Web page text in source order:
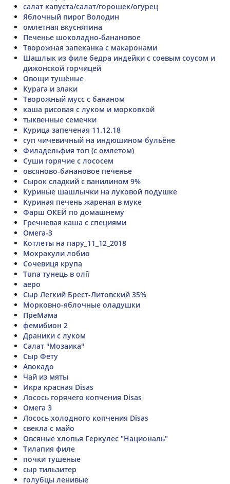
салат капуста/салат/горошек/огурец
Яблочный пирог Володин
омлетная вкуснятина
Печенье шоколадно-банановое
Творожная запеканка с макаронами
Шашлык из филе бедра индейки с соевым соусом и
дижонской горчицей
Овощи тушёные
Курага и злаки
Творожный мусс с бананом
каша рисовая с луком и морковкой
тыквенные семечки
Курица запеченая 11.12.18
суп чичевичный на индюшином бульёне
Филадельфия топ (с омлетом)
Суши горячие с лососем
овсяново-банановое печенье
Сырок сладкий с ванилином 9%
Куриные шашлычки на луковой подушке
Куриная печень жареная в муке
Фарш ОКЕЙ по домашнему
Гречневая каша с специями
Омега-3
Котлеты на пару_11_12_2018
Мохракули лобио
Сочевиця крупа
Tuna тунець в олії
аеро
Сыр Легкий Брест-Литовский 35%
Морковно-яблочные оладушки
ПреМама
фемибион 2
Драники с луком
Салат "Мозаика"
Сыр Фету
Авокадо
Чай из мяты
Икра красная Disas
Лосось горячего копчения Disas
Омега 3
Лосось холодного копчения Disas
свекла с майо
Овсяные хлопья Геркулес "Националь"
Тилапия филе
почки тушеные
сыр тильзитер
голубцы ленивые